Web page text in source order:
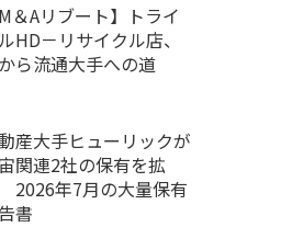
M＆Aリブート】トライ
HD－リサイクル店、
ら流通大手への道
産大手ヒューリックが
関連2社の保有を拡
2026年7月の大量保有
書